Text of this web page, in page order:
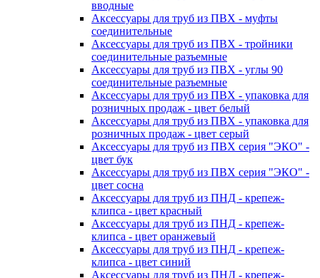
вводные
Аксессуары для труб из ПВХ - муфты
соединительные
Аксессуары для труб из ПВХ - тройники
соединительные разъемные
Аксессуары для труб из ПВХ - углы 90
соединительные разъемные
Аксессуары для труб из ПВХ - упаковка для
розничных продаж - цвет белый
Аксессуары для труб из ПВХ - упаковка для
розничных продаж - цвет серый
Аксессуары для труб из ПВХ серия "ЭКО" -
цвет бук
Аксессуары для труб из ПВХ серия "ЭКО" -
цвет сосна
Аксессуары для труб из ПНД - крепеж-
клипса - цвет красный
Аксессуары для труб из ПНД - крепеж-
клипса - цвет оранжевый
Аксессуары для труб из ПНД - крепеж-
клипса - цвет синий
Аксессуары для труб из ПНД - крепеж-